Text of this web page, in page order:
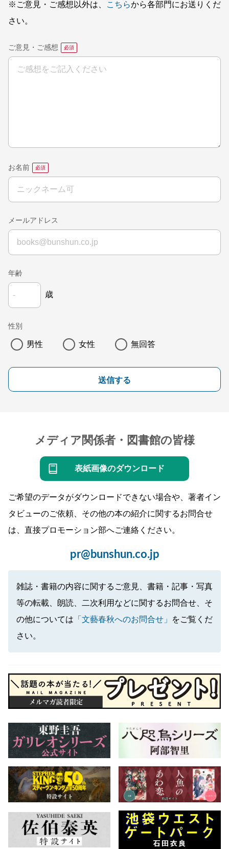
※ご意見・ご感想以外は、
こちらから各部門にお送りくだ
さい。
ご意見・ご感想
お名前
メールアドレス
年齢
歳
性別
男性 女性 無回答
送信する
メディア関係者・図書館の皆様
表紙画像のダウンロード
ご希望のデータがダウンロードできない場合や、著者イン
タビューのご依頼、その他の本の紹介に関するお問合せ
は、直接プロモーション部へご連絡ください。
pr@bunshun.co.jp
雑誌・書籍の内容に関するご意見、書籍・記事・写真
等の転載、朗読、二次利用などに関するお問合せ、そ
の他については 「文藝春秋へのお問合せ」
をご覧くだ
さい。